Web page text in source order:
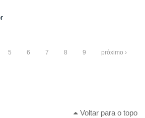
5 6 7 8 9 próximo ›
Voltar para o topo